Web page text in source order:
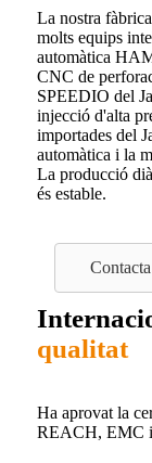
La nostra
molts equips
automàtica
CNC de
SPEEDIO del
injecció d'alta
importades del
automàtica i la
La producció
és estable.
qualitat
Ha aprovat la
REACH, EMC i